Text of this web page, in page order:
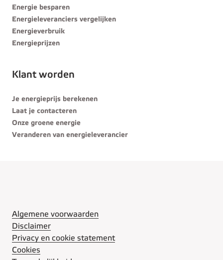
Energie besparen
Energieleveranciers vergelijken
Energieverbruik
Energieprijzen
Klant worden
Je energieprijs berekenen
Laat je contacteren
Onze groene energie
Veranderen van energieleverancier
Algemene voorwaarden
Disclaimer
Privacy en cookie statement
Cookies